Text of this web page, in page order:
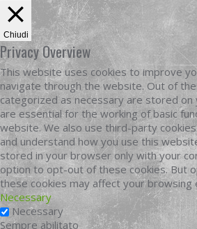
Chiudi
Privacy Overview
This website uses cookies to improve
navigate through the website. Out of
categorized as necessary are stored
are essential for the working of basic
website. We also use third-party
and understand how you use this
stored in your browser only with your
option to opt-out of these cookies. But
these cookies may affect your browsing
Necessary
Necessary
Sempre abilitato